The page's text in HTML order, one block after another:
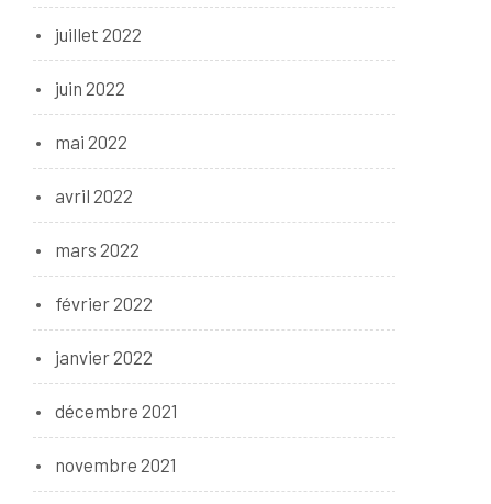
juillet 2022
juin 2022
mai 2022
avril 2022
mars 2022
février 2022
janvier 2022
décembre 2021
novembre 2021